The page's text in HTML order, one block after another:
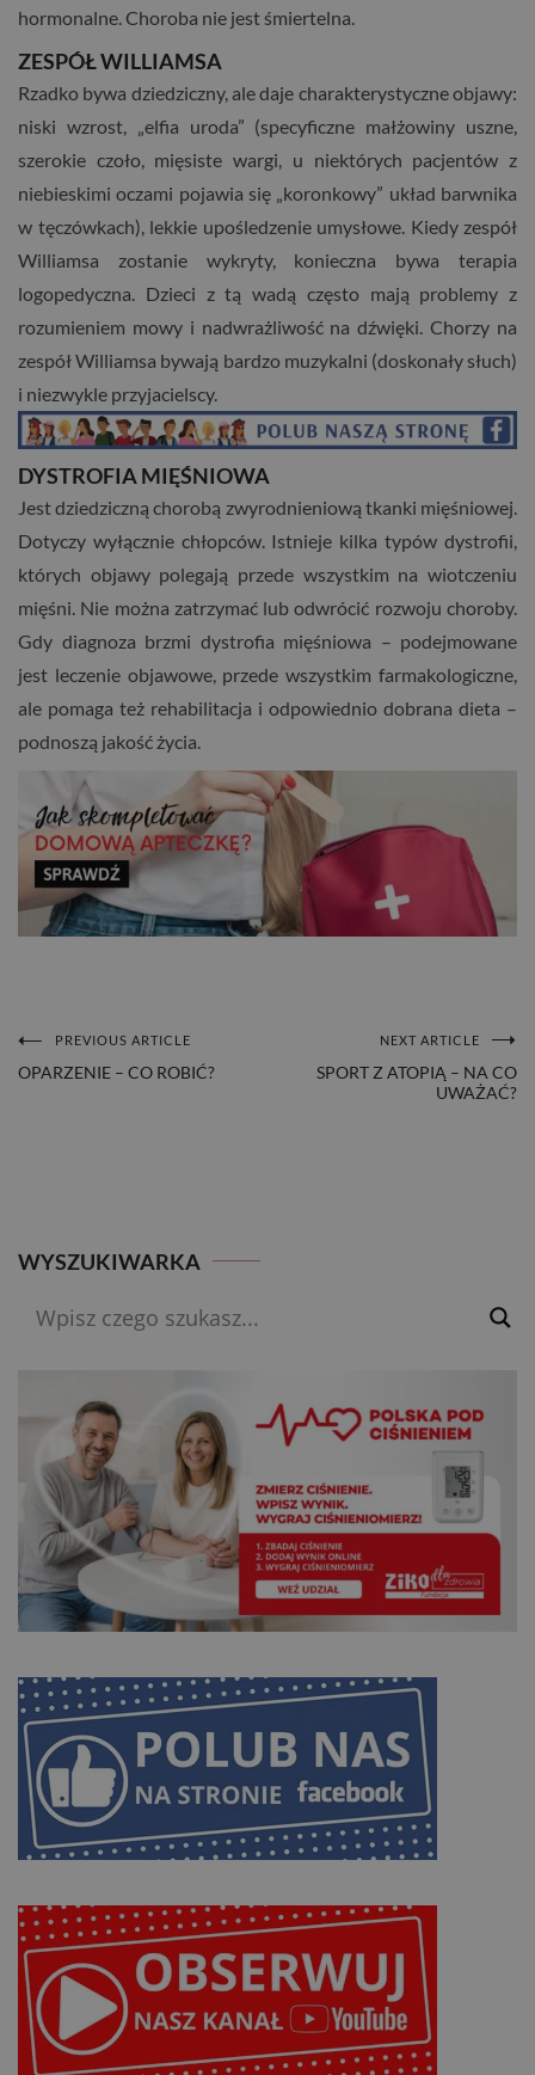
hormonalne. Choroba nie jest śmiertelna.
ZESPÓŁ WILLIAMSA
Rzadko bywa dziedziczny, ale daje charakterystyczne objawy:
niski wzrost, „elfia uroda” (specyficzne małżowiny uszne,
szerokie czoło, mięsiste wargi, u niektórych pacjentów z
niebieskimi oczami pojawia się „koronkowy” układ barwnika
w tęczówkach), lekkie upośledzenie umysłowe. Kiedy zespół
Williamsa zostanie wykryty, konieczna bywa terapia
logopedyczna. Dzieci z tą wadą często mają problemy z
rozumieniem mowy i nadwrażliwość na dźwięki. Chorzy na
zespół Williamsa bywają bardzo muzykalni (doskonały słuch)
i niezwykle przyjacielscy.
DYSTROFIA MIĘŚNIOWA
Jest dziedziczną chorobą zwyrodnieniową tkanki mięśniowej.
Dotyczy wyłącznie chłopców. Istnieje kilka typów dystrofii,
których objawy polegają przede wszystkim na wiotczeniu
mięśni. Nie można zatrzymać lub odwrócić rozwoju choroby.
Gdy diagnoza brzmi dystrofia mięśniowa – podejmowane
jest leczenie objawowe, przede wszystkim farmakologiczne,
ale pomaga też rehabilitacja i odpowiednio dobrana dieta –
podnoszą jakość życia.
NAWIGACJA
PREVIOUS ARTICLE
OPARZENIE – CO ROBIĆ?
NEXT ARTICLE
SPORT Z ATOPIĄ – NA CO
UWAŻAĆ?
WYSZUKIWARKA